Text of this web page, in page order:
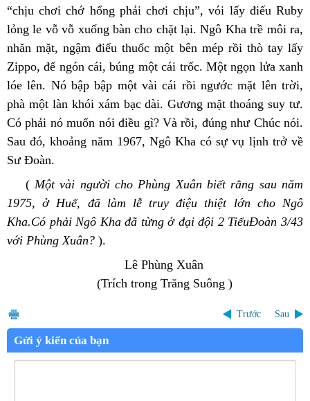
“chịu chơi chớ hổng phải chơi chịu”, vói lấy điếu Ruby
lỏng le vỗ vỗ xuống bàn cho chặt lại. Ngô Kha trề môi ra,
nhăn mặt, ngậm điếu thuốc một bên mép rồi thò tay lấy
Zippo, để ngón cái, búng một cái trốc. Một ngọn lửa xanh
lóe lên. Nó bập bập một vài cái rồi ngước mặt lên trời,
phà một làn khói xám bạc dài. Gương mặt thoáng suy tư.
Có phải nó muốn nói điều gì? Và rồi, đúng như Chúc nói.
Sau đó, khoảng năm 1967, Ngô Kha có sự vụ lịnh trở về
Sư Đoàn.
( Một vài người cho Phùng Xuân biết rằng sau năm
1975, ở Huế, đã làm lễ truy điệu thiệt lớn cho Ngô
Kha.Có phải Ngô Kha đã từng ở đại đội 2 TiểuĐoàn 3/43
với Phùng Xuân? ).
Lê Phùng Xuân
(Trích trong Trăng Suông )
Trước Sau
Gửi ý kiến của bạn